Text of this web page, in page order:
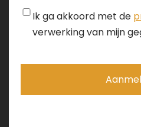
Instemming
Ik ga akkoord met de
verwerking van mijn